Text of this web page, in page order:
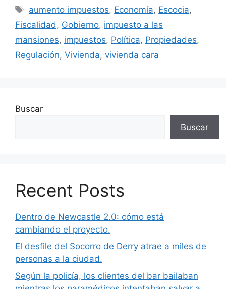
Etiquetas
aumento impuestos, Economía, Escocia,
Fiscalidad , Gobierno, impuesto a las
mansiones, impuestos, Política, Propiedades,
Regulación, Vivienda, vivienda cara
Buscar
Buscar
Recent Posts
Dentro de Newcastle 2.0: cómo está
cambiando el proyecto.
El desfile del Socorro de Derry atrae a miles de
personas a la ciudad.
Según la policía, los clientes del bar bailaban